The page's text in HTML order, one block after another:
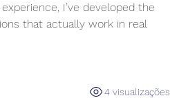
I’ve developed the
that actually work in real
4 visualizações